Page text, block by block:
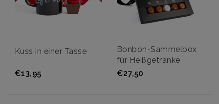
Kuss in einer Tasse
€13,95
Bonbon-Sammelbox
für Heißgetränke
€27,50